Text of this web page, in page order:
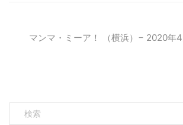
マンマ・ミーア！ （横浜）− 2020年4